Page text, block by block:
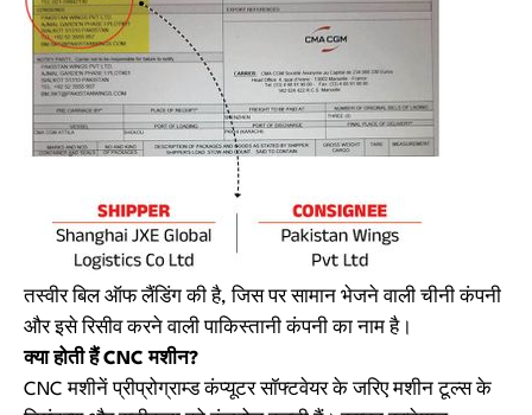
तस्वीर बिल ऑफ लैंडिंग की है, जिस पर सामान भेजने वाली चीनी कंपनी
और इसे रिसीव करने वाली पाकिस्तानी कंपनी का नाम है।
क्या होती हैं CNC मशीन?
CNC मशीनें प्रीप्रोग्राम्ड कंप्यूटर सॉफ्टवेयर के जरिए मशीन टूल्स के